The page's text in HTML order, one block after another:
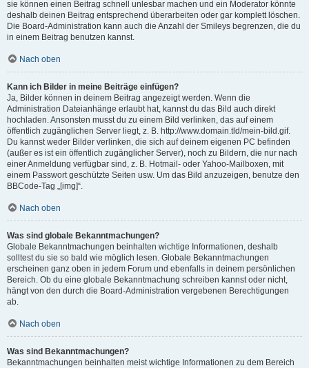
sie können einen Beitrag schnell unlesbar machen und ein Moderator könnte
deshalb deinen Beitrag entsprechend überarbeiten oder gar komplett löschen.
Die Board-Administration kann auch die Anzahl der Smileys begrenzen, die du
in einem Beitrag benutzen kannst.
Nach oben
Kann ich Bilder in meine Beiträge einfügen?
Ja, Bilder können in deinem Beitrag angezeigt werden. Wenn die
Administration Dateianhänge erlaubt hat, kannst du das Bild auch direkt
hochladen. Ansonsten musst du zu einem Bild verlinken, das auf einem
öffentlich zugänglichen Server liegt, z. B. http://www.domain.tld/mein-bild.gif.
Du kannst weder Bilder verlinken, die sich auf deinem eigenen PC befinden
(außer es ist ein öffentlich zugänglicher Server), noch zu Bildern, die nur nach
einer Anmeldung verfügbar sind, z. B. Hotmail- oder Yahoo-Mailboxen, mit
einem Passwort geschützte Seiten usw. Um das Bild anzuzeigen, benutze den
BBCode-Tag „[img]“.
Nach oben
Was sind globale Bekanntmachungen?
Globale Bekanntmachungen beinhalten wichtige Informationen, deshalb
solltest du sie so bald wie möglich lesen. Globale Bekanntmachungen
erscheinen ganz oben in jedem Forum und ebenfalls in deinem persönlichen
Bereich. Ob du eine globale Bekanntmachung schreiben kannst oder nicht,
hängt von den durch die Board-Administration vergebenen Berechtigungen
ab.
Nach oben
Was sind Bekanntmachungen?
Bekanntmachungen beinhalten meist wichtige Informationen zu dem Bereich